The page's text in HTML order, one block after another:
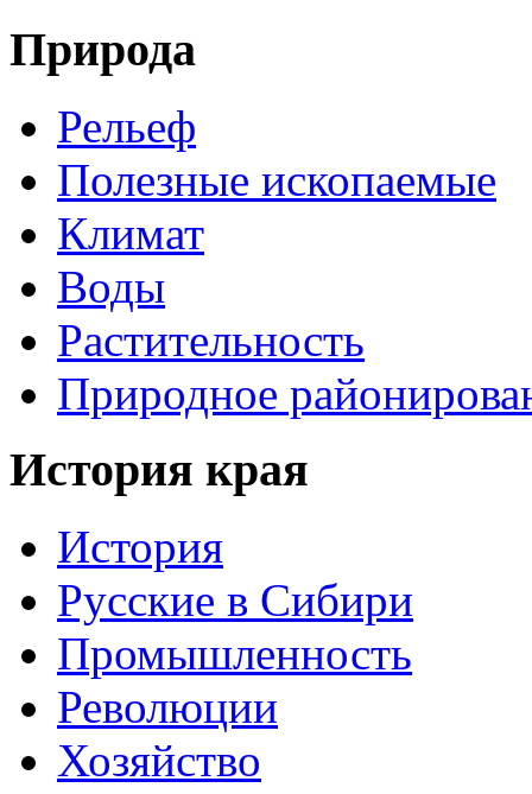
Природа
Рельеф
Полезные ископаемые
Климат
Воды
Растительность
Природное
История края
История
Русские в Сибири
Промышленность
Революции
Хозяйство